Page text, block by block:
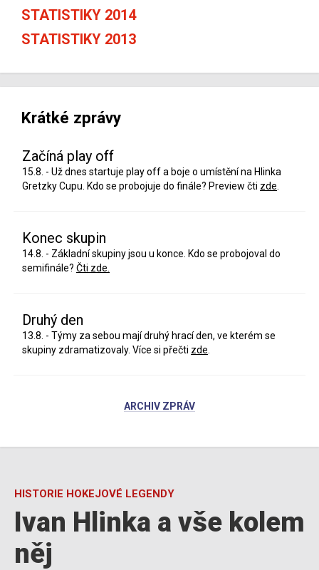
STATISTIKY 2014
STATISTIKY 2013
Krátké zprávy
Začíná play off
15.8. - Už dnes startuje play off a boje o umístění na Hlinka
Gretzky Cupu. Kdo se probojuje do finále? Preview čti zde
Konec skupin
14.8. - Základní skupiny jsou u konce. Kdo se probojoval do
semifinále? Čti zde.
Druhý den
13.8. - Týmy za sebou mají druhý hrací den, ve kterém se
skupiny zdramatizovaly. Více si přečti zde
ARCHIV ZPRÁV
HISTORIE HOKEJOVÉ LEGENDY
Ivan Hlinka a vše kolem
něj